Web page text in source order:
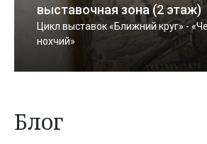
выставочная зона (2 этаж)
Цикл выставок «Ближний круг» -
нохчий»
Блог